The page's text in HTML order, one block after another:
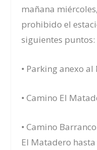
mañana
prohibido el
siguientes puntos:
• Parking anexo
• Camino El
• Camino
El Matadero